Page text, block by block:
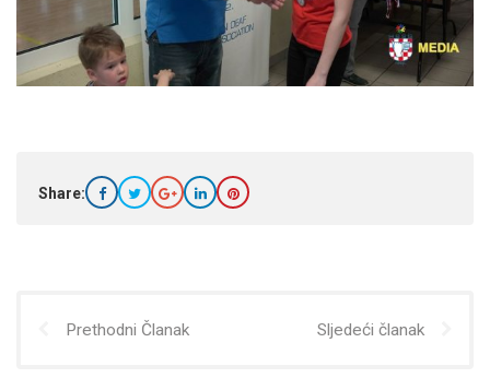
Share:
Prethodni Članak Sljedeći članak